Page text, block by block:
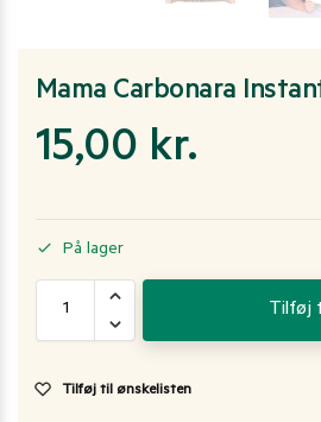
Mama Carbonara
15,00 kr.
På lager
Tilføj
Tilføj til ønskelisten